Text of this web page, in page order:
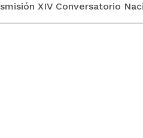
XIV Conversatorio